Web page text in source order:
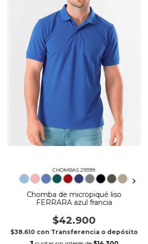
CHOMBAS 29399:
Chomba de micropiqué liso
FERRARA azul francia
$42.900
$38.610 con Transferencia o depósito